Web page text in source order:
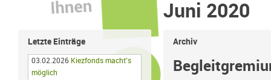
Letzte Einträge
03.02.2026 Kiezfonds macht’s
möglich
Juni 2020
Archiv